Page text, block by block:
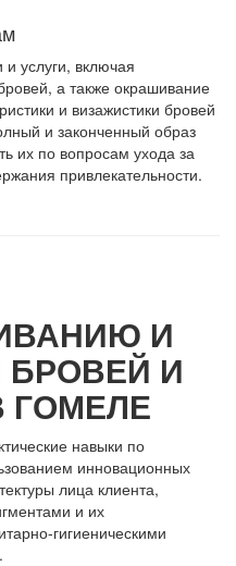
услуги, включая
а также окрашивание
и визажистики бровей
и законченный образ
их по вопросам ухода за
привлекательности.
И
БРОВЕЙ И
ГОМЕЛЕ
навыки по
инновационных
лица клиента,
и их
гигиеническими